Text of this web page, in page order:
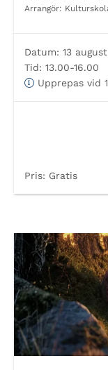
Arrangör:
Datum: 13
Tid: 13.00-16.00
Upprepas vid
Pris: Gratis